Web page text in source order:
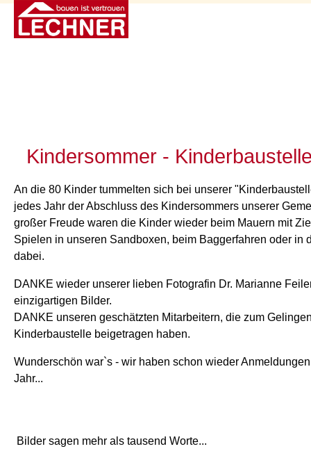
Kindersommer -
An die 80 Kinder tummelten sich bei unserer
jedes Jahr der Abschluss des Kindersommers unserer
großer Freude waren die Kinder wieder beim Mauern mit
Spielen in unseren Sandboxen, beim Baggerfahren oder in
dabei.
DANKE wieder unserer lieben Fotografin Dr. Marianne
einzigartigen Bilder.
DANKE unseren geschätzten Mitarbeitern, die zum
Kinderbaustelle beigetragen haben.
Wunderschön war`s - wir haben schon wieder
Jahr...
Bilder sagen mehr als tausend Worte...